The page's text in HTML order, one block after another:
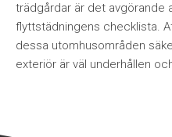
trädgårdar är det avgörande
flyttstädningens checklista.
dessa utomhusområden
exteriör är väl underhållen